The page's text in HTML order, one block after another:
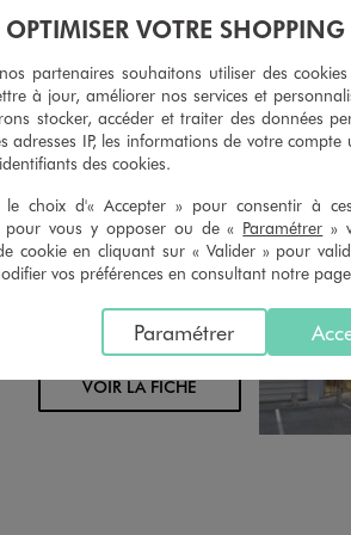
et vous proposons un avoir
pour tout article non
sous 30 jours, sur simple
du ticket de caisse, dans tous les
faire
simple
MAGASIN CHOISI
CHOISIR CE MAGASIN
VOIR LA FICHE
OPTIMISER VOTRE SHOPPING
partenaires souhaitons utiliser des
à jour, améliorer nos services et
stocker, accéder et traiter des données
adresses IP, les informations de votre
des cookies.
le choix d'« Accepter » pour consentir à
pour vous y opposer ou de « Paramétrer »
cookie en cliquant sur « Valider » pour
vos préférences en consultant notre
Paramétrer